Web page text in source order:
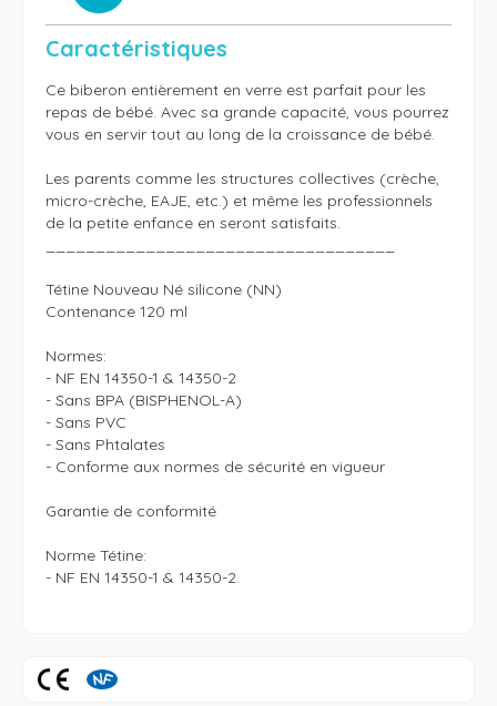
Caractéristiques
Ce biberon entièrement en verre est parfait pour les
repas de bébé. Avec sa grande capacité, vous pourrez
vous en servir tout au long de la croissance de bébé.
Les parents comme les structures collectives (crèche,
micro-crèche, EAJE, etc.) et même les professionnels
de la petite enfance en seront satisfaits.
Tétine Nouveau Né silicone (NN)
Contenance 120 ml
Normes:
- NF EN 14350-1 & 14350-2
- Sans BPA (BISPHENOL-A)
- Sans PVC
- Sans Phtalates
- Conforme aux normes de sécurité en vigueur
Garantie de conformité
Norme Tétine:
- NF EN 14350-1 & 14350-2.